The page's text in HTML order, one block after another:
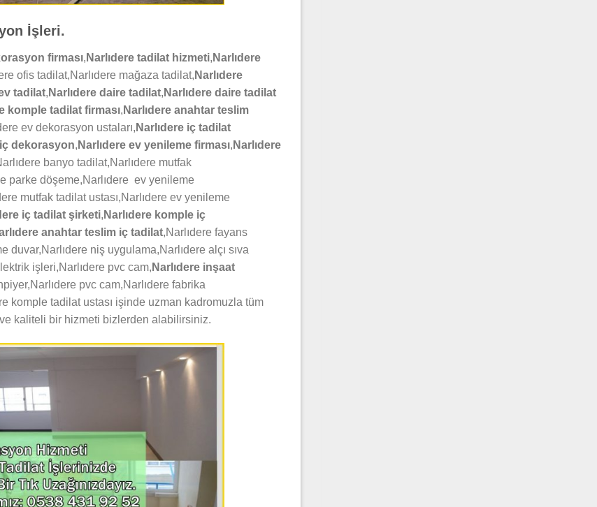
İşleri.
firması, Narlıdere tadilat hizmeti, Narlıdere
ofis tadilat,Narlıdere mağaza tadilat, Narlıdere
tadilat, Narlıdere daire tadilat, Narlıdere daire tadilat
komple tadilat firması, Narlıdere anahtar teslim
ev dekorasyon ustaları, Narlıdere iç tadilat
dekorasyon, Narlıdere ev yenileme firması, Narlıdere
banyo tadilat,Narlıdere mutfak
parke döşeme,Narlıdere ev yenileme
mutfak tadilat ustası,Narlıdere ev yenileme
iç tadilat şirketi, Narlıdere komple iç
anahtar teslim iç tadilat,Narlıdere fayans
duvar,Narlıdere niş uygulama,Narlıdere alçı sıva
işleri,Narlıdere pvc cam, Narlıdere inşaat
pvc cam,Narlıdere fabrika
komple tadilat ustası işinde uzman kadromuzla tüm
kaliteli bir hizmeti bizlerden alabilirsiniz.